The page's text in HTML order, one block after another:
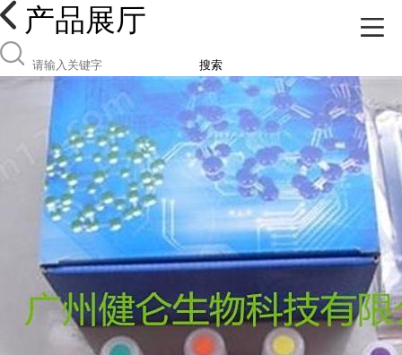
产品展厅
搜索